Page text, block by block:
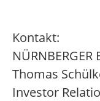
Kontakt:
Thomas
Investor